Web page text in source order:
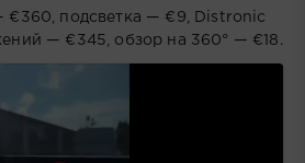
€360, подсветка — €9, Distronic
— €345, обзор на 360° — €18.